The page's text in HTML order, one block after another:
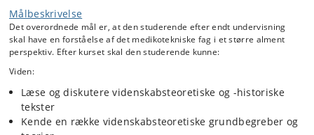
Målbeskrivelse
Det overordnede mål er, at den studerende efter endt undervisning
skal have en forståelse af det medikotekniske fag i et større alment
perspektiv. Efter kurset skal den studerende kunne:
Viden:
Læse og diskutere videnskabsteoretiske og -historiske
tekster
Kende en række videnskabsteoretiske grundbegreber og